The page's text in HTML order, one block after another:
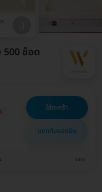
ช็อต
ใส่ตะกร้า
แชทกับแอดมิน
ขยาย